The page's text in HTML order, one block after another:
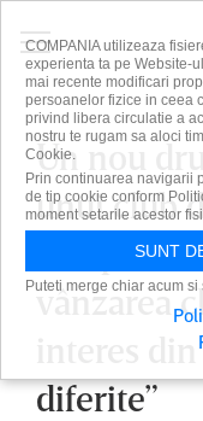
Un nou
unui club
început
vânzarea
interes
diferite”
COMPANIA utilizeaza
experienta ta pe Website-
mai recente modificari
persoanelor fizice in ceea
privind libera circulatie a
nostru te rugam sa aloci
Cookie.
Prin continuarea navigarii
de tip cookie conform
moment setarile acestor
SUNT
Puteti merge chiar acum